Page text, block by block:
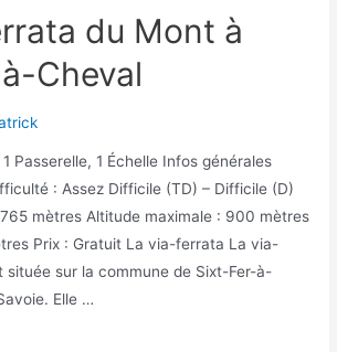
du Mont à
Cheval
Passerelle, 1 Échelle Infos générales
: Assez Difficile (TD) – Difficile (D)
mètres Altitude maximale : 900 mètres
Prix : Gratuit La via-ferrata La via-
sur la commune de Sixt-Fer-à-
Elle …